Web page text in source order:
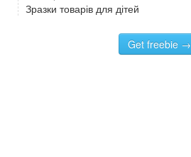
Зразки товарів для дітей
Get freebie →